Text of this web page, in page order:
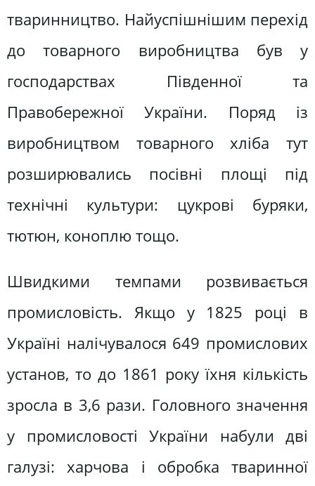
тваринництво. Найуспішнішим перехід
до товарного виробництва був у
господарствах Південної та
Правобережної України. Поряд із
виробництвом товарного хліба тут
розширювались посівні площі під
технічні культури: цукрові буряки,
тютюн, коноплю тощо.
Швидкими темпами розвивається
промисловість. Якщо у 1825 році в
Україні налічувалося 649 промислових
установ, то до 1861 року їхня кількість
зросла в 3,6 рази. Головного значення
у промисловості України набули дві
галузі: харчова і обробка тваринної